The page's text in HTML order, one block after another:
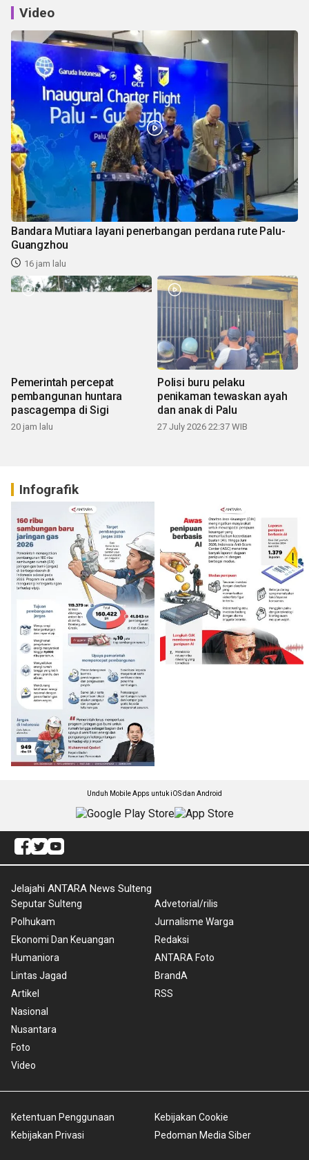
Video
Bandara Mutiara layani penerbangan perdana rute Palu-
Guangzhou
16 jam lalu
Pemerintah percepat
pembangunan huntara
pascagempa di Sigi
20 jam lalu
Polisi buru pelaku
penikaman tewaskan ayah
dan anak di Palu
27 July 2026 22:37 WIB
Infografik
Unduh Mobile Apps untuk iOS dan Android
Jelajahi ANTARA News Sulteng
Seputar Sulteng
Polhukam
Ekonomi Dan Keuangan
Humaniora
Lintas Jagad
Artikel
Nasional
Nusantara
Foto
Video
Advetorial/rilis
Jurnalisme Warga
Redaksi
ANTARA Foto
BrandA
RSS
Ketentuan Penggunaan
Kebijakan Privasi
Kebijakan Cookie
Pedoman Media Siber